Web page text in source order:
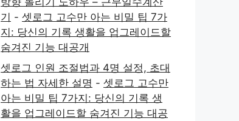
기 - 셋로그 고수만 아는 비밀 팁 7가
지: 당신의 기록 생활을 업그레이드할
숨겨진 기능 대공개
셋로그 인원 조절법과 4명 설정, 초대
하는 법 자세한 설명 - 셋로그 고수만
아는 비밀 팁 7가지: 당신의 기록 생
활을 업그레이드할 숨겨진 기능 대공